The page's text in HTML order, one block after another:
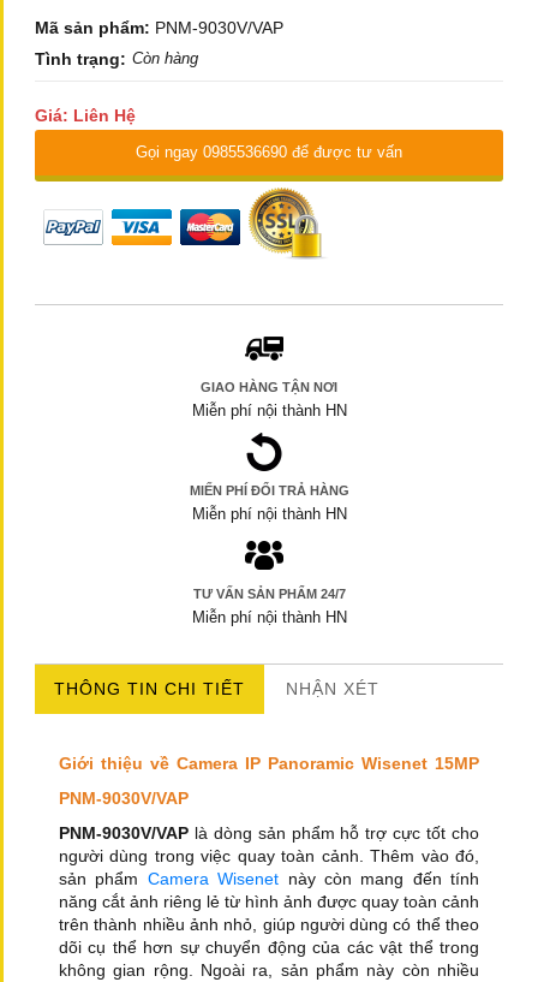
Mã sản phẩm: PNM-9030V/VAP
Tình trạng: Còn hàng
Giá: Liên Hệ
Gọi ngay 0985536690 để được tư vấn
GIAO HÀNG TẬN NƠI
Miễn phí nội thành HN
MIẾN PHÍ ĐỔI TRẢ HÀNG
Miễn phí nội thành HN
TƯ VẤN SẢN PHẨM 24/7
Miễn phí nội thành HN
THÔNG TIN CHI TIẾT NHẬN XÉT
Giới thiệu về Camera IP Panoramic Wisenet 15MP
PNM-9030V/VAP
PNM-9030V/VAP là dòng sản phẩm hỗ trợ cực tốt cho
người dùng trong việc quay toàn cảnh. Thêm vào đó,
sản phẩm Camera Wisenet này còn mang đến tính
năng cắt ảnh riêng lẻ từ hình ảnh được quay toàn cảnh
trên thành nhiều ảnh nhỏ, giúp người dùng có thể theo
dõi cụ thể hơn sự chuyển động của các vật thể trong
không gian rộng. Ngoài ra, sản phẩm này còn nhiều